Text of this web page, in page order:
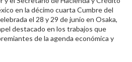
en la décimo cuarta Cumbre del
el 28 y 29 de junio en Osaka,
destacado en los trabajos que
de la agenda económica y